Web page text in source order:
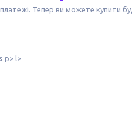
платежі. Тепер ви можете купити
p> l>